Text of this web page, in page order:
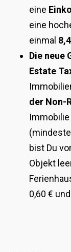
eine
eine
einmal
Die neue
Estate
der Non-
bist Du
Objekt
0,60 €